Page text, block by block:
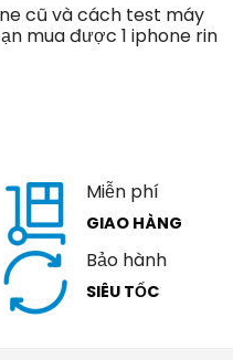
cũ và cách test máy
mua được 1 iphone rin
Miễn phí
GIAO HÀNG
Bảo hành
SIÊU TỐC